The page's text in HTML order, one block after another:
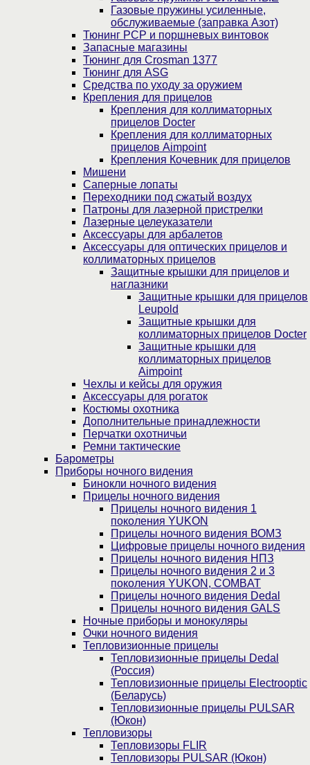
Газовые пружины усиленные,
обслуживаемые (заправка Азот)
Тюнинг PCP и поршневых винтовок
Запасные магазины
Тюнинг для Crosman 1377
Тюнинг для ASG
Средства по уходу за оружием
Крепления для прицелов
Крепления для коллиматорных
прицелов Docter
Крепления для коллиматорных
прицелов Aimpoint
Крепления Кочевник для прицелов
Мишени
Саперные лопаты
Переходники под сжатый воздух
Патроны для лазерной пристрелки
Лазерные целеуказатели
Аксессуары для арбалетов
Аксессуары для оптических прицелов и
коллиматорных прицелов
Защитные крышки для прицелов и
наглазники
Защитные крышки для прицелов
Leupold
Защитные крышки для
коллиматорных прицелов Docter
Защитные крышки для
коллиматорных прицелов
Aimpoint
Чехлы и кейсы для оружия
Аксессуары для рогаток
Костюмы охотника
Дополнительные принадлежности
Перчатки охотничьи
Ремни тактические
Барометры
Приборы ночного видения
Бинокли ночного видения
Прицелы ночного видения
Прицелы ночного видения 1
поколения YUKON
Прицелы ночного видения ВОМЗ
Цифровые прицелы ночного видения
Прицелы ночного видения НПЗ
Прицелы ночного видения 2 и 3
поколения YUKON, COMBAT
Прицелы ночного видения Dedal
Прицелы ночного видения GALS
Ночные приборы и монокуляры
Очки ночного видения
Тепловизионные прицелы
Тепловизионные прицелы Dedal
(Россия)
Тепловизионные прицелы Electrooptic
(Беларусь)
Тепловизионные прицелы PULSAR
(Юкон)
Тепловизоры
Тепловизоры FLIR
Тепловизоры PULSAR (Юкон)